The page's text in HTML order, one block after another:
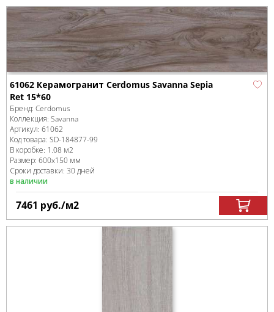
61062 Керамогранит Cerdomus Savanna Sepia
Ret 15*60
Бренд: Cerdomus
Коллекция: Savanna
Артикул: 61062
Код товара: SD-184877-99
В коробке: 1.08 м2
Размер: 600x150 мм
Сроки доставки: 30 дней
в наличии
7461 руб./м2